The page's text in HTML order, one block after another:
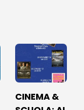
CINEMA &